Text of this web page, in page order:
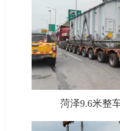
菏泽9.6米整